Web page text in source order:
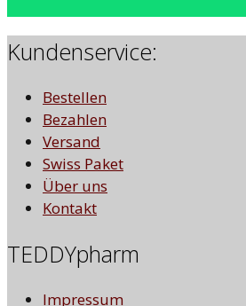
Kundenservice:
Bestellen
Bezahlen
Versand
Swiss Paket
Über uns
Kontakt
TEDDYpharm
Impressum